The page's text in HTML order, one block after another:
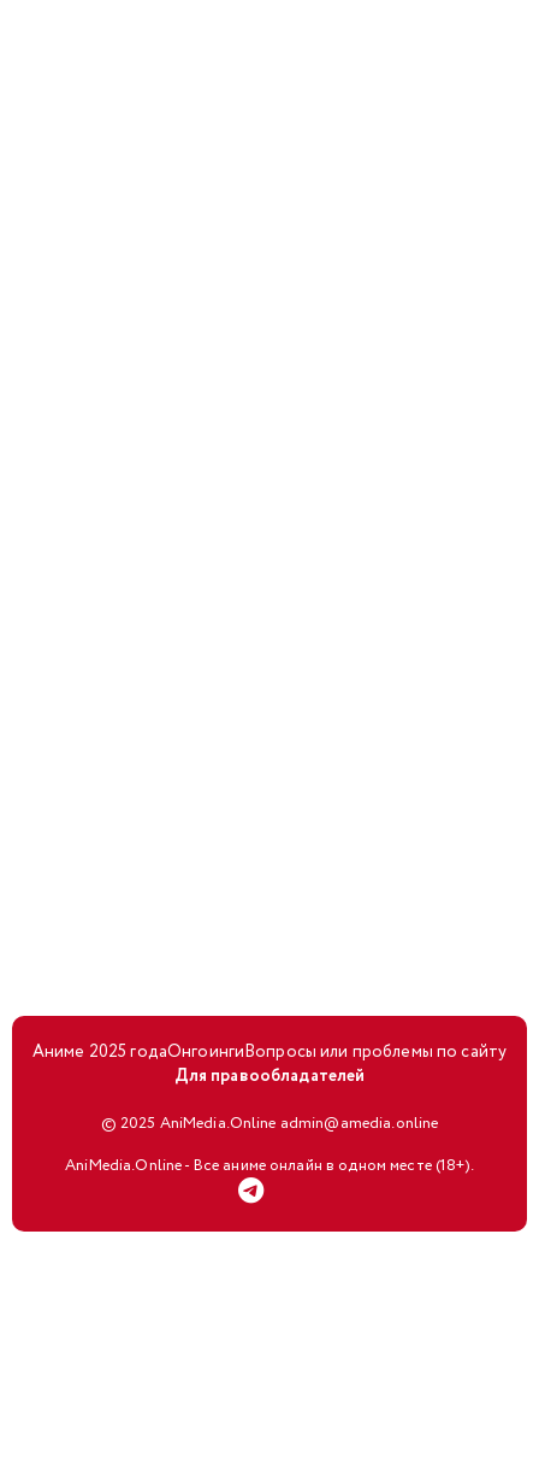
Аниме 2025 годаОнгоингиВопросы или проблемы по сайту
Для правообладателей
© 2025 AniMedia.Online admin@amedia.online
AniMedia.Online - Все аниме онлайн в одном месте (18+).